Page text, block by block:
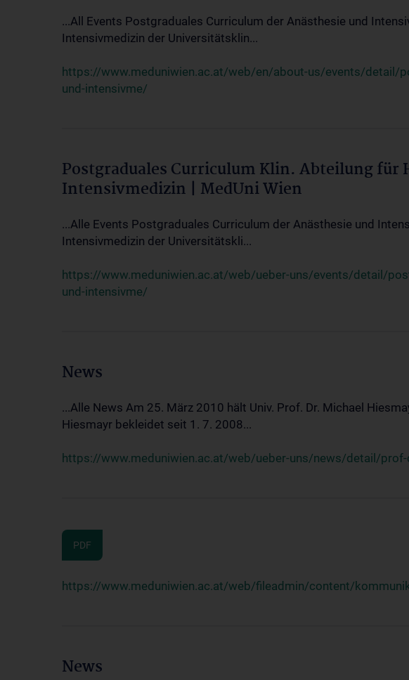
...All Events Postgraduales Curriculum der Anästhesie und
Intensivmedizin der Universitätsklin...
https://www.meduniwien.ac.at/web/en/about-us/events/detail/
und-intensivme/
Postgraduales Curriculum Klin. Abteilung
Intensivmedizin | MedUni Wien
...Alle Events Postgraduales Curriculum der Anästhesie und
Intensivmedizin der Universitätskli...
https://www.meduniwien.ac.at/web/ueber-uns/events/detail/
und-intensivme/
News
...Alle News Am 25. März 2010 hält Univ. Prof. Dr. Michael
Hiesmayr bekleidet seit 1. 7. 2008...
https://www.meduniwien.ac.at/web/ueber-uns/news/detail/
PDF
https://www.meduniwien.ac.at/web/fileadmin/content/
News